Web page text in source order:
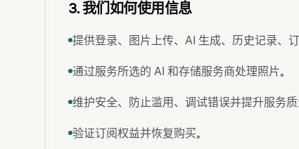
3. 我们如何使用信息
提供登录、图片上传、AI 生成、历史记录、订
通过服务所选的 AI 和存储服务商处理照片。
维护安全、防止滥用、调试错误并提升服务质
验证订阅权益并恢复购买。